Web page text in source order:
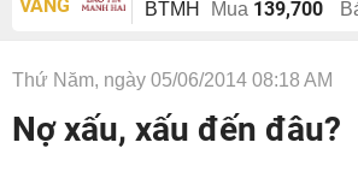
VÀNG
BTMH Mua 139,700
Thứ Năm, ngày 05/06/2014 08:18 AM
Nợ xấu, xấu đến đâu?